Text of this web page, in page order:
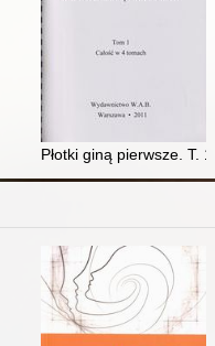
może zostać prezydentem?.
Płotki giną pierwsze. T. 1